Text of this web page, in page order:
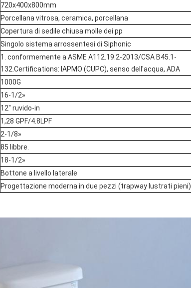
720x400x800mm
Porcellana vitrosa, ceramica, porcellana
Copertura di sedile chiusa molle dei pp
Singolo sistema arrossentesi di Siphonic
1. conformemente a ASME A112.19.2-2013/CSA B45.1-
132.Certifications: IAPMO (CUPC), senso dell'acqua, ADA
1000G
16-1/2»
12" ruvido-in
1,28 GPF/4.8LPF
2-1/8»
85 libbre.
18-1/2»
Bottone a livello laterale
Progettazione moderna in due pezzi (trapway lustrati pieni)